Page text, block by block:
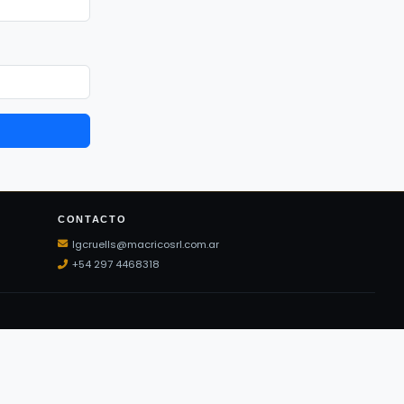
CONTACTO
lgcruells@macricosrl.com.ar
+54 297 4468318